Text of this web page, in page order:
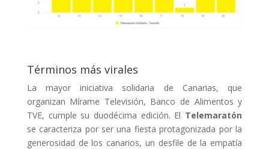
Términos más virales
La mayor iniciativa solidaria de Canarias, que
organizan Mírame Televisión, Banco de Alimentos y
TVE, cumple su duodécima edición. El Telemaratón
se caracteriza por ser una fiesta protagonizada por la
generosidad de los canarios, un desfile de la empatía